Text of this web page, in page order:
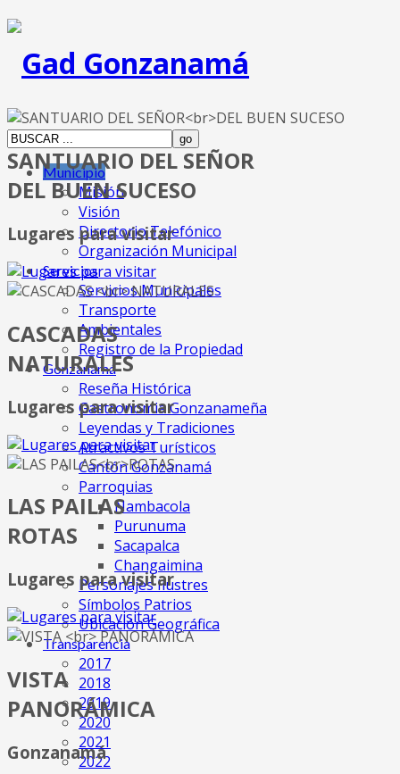
Municipio
Misión
Visión
Directorio Telefónico
Organización Municipal
Servicios
Servicios Municipales
Transporte
Ambientales
Registro de la Propiedad
Gonzanamá
Reseña Histórica
Gastronomia Gonzanameña
Leyendas y Tradiciones
Atractivos Turísticos
Cantón Gonzanamá
Parroquias
Nambacola
Purunuma
Sacapalca
Changaimina
Personajes Ilustres
Símbolos Patrios
Ubicación Geográfica
Transparencia
2017
2018
2019
2020
2021
2022
SANTUARIO DEL SEÑOR
DEL BUEN SUCESO
Lugares para visitar
CASCADAS
NATURALES
Lugares para visitar
LAS PAILAS
ROTAS
Lugares para visitar
VISTA
PANORÁMICA
Gonzanamá